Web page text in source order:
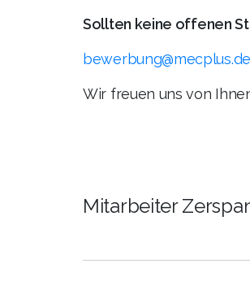
Sollten keine offenen
bewerbung@mecplus.de
Wir freuen uns von
Mitarbeiter